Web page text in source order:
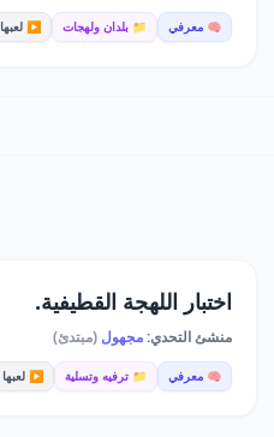
🧠 معرفي 📁 بلدان ولهجات ▶️ لعبها 58
اختبار اللهجة القطيفية.
منشئ التحدي:مجهول (مبتدئ)
🧠 معرفي 📁 ترفيه وتسلية ▶️ لعبها 476